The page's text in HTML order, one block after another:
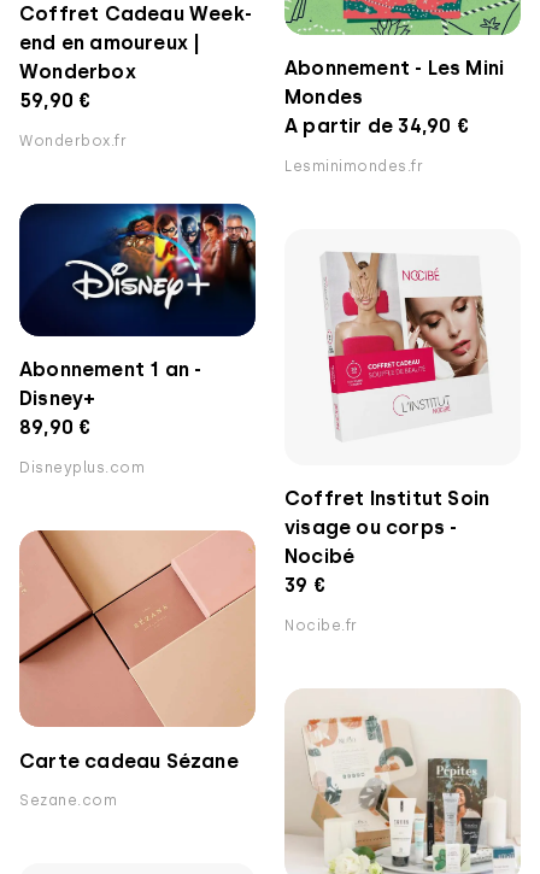
Coffret Cadeau Week-
end en amoureux |
Wonderbox
59,90 €
Wonderbox.fr
Abonnement - Les Mini
Mondes
A partir de 34,90 €
Lesminimondes.fr
Abonnement 1 an -
Disney+
89,90 €
Disneyplus.com
Coffret Institut Soin
visage ou corps -
Nocibé
39 €
Nocibe.fr
Carte cadeau Sézane
Sezane.com